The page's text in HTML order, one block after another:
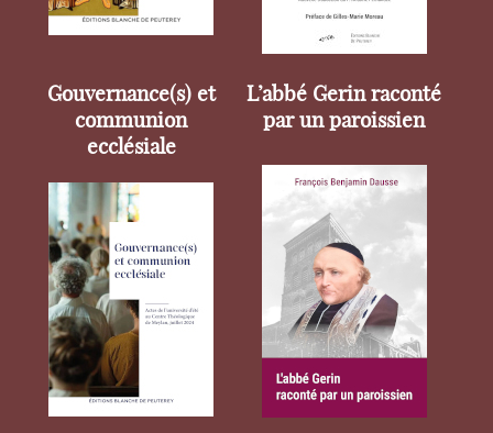
Gouvernance(s) et
communion
ecclésiale
L’abbé Gerin raconté
par un paroissien